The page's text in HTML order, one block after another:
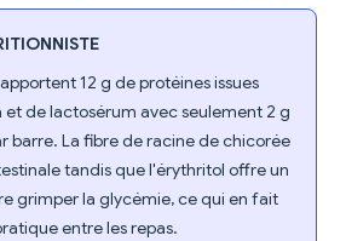
12 g de protéines issues
et de lactosérum avec seulement 2 g
barre. La fibre de racine de chicorée
tandis que l'érythritol offre un
grimper la glycémie, ce qui en fait
entre les repas.